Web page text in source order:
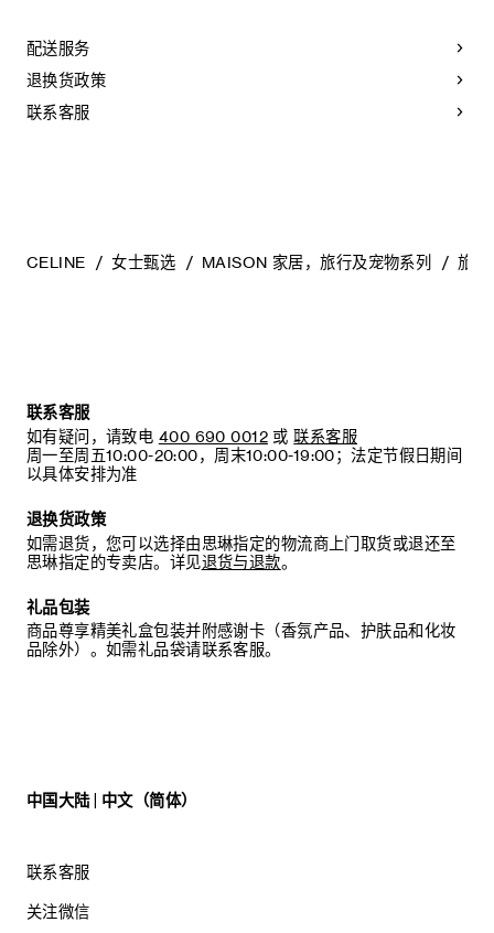
配送服务
退换货政策
联系客服
CELINE 女士甄选 MAISON 家居，旅行及宠物系列 旅行
联系客服
如有疑问，请致电 400 690 0012 或 联系客服
周一至周五10:00-20:00，周末10:00-19:00；法定节假日期间
以具体安排为准
退换货政策
如需退货，您可以选择由思琳指定的物流商上门取货或退还至
思琳指定的专卖店。详见退货与退款。
礼品包装
商品尊享精美礼盒包装并附感谢卡（香氛产品、护肤品和化妆
品除外）。如需礼品袋请联系客服。
中国大陆 | 中文（简体）
联系客服
关注微信